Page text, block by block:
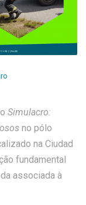
Simulacro:
no pólo
na Ciudad
fundamental
associada à